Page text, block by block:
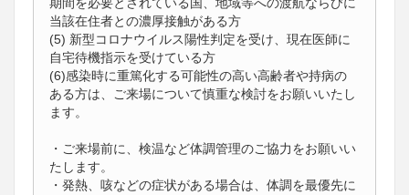
当該在住者との濃厚接触がある方
(5) 新型コロナウイルス陽性判定を受け、現在医師に
自宅待機指示を受けている方
(6)感染時に重篤化する可能性の高い高齢者や持病の
ある方は、ご来場について慎重な検討をお願いいたし
ます。
・ご来場前に、検温など体調管理のご協力をお願いい
たします。
・発熱、咳などの症状がある場合は、体調を最優先に